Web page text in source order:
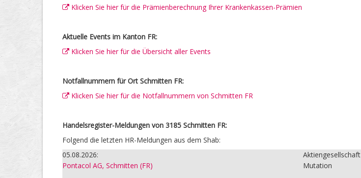
Klicken Sie hier für die Prämienberechnung Ihrer Krankenkassen-Prämien
Aktuelle Events im Kanton FR:
Klicken Sie hier für die Übersicht aller Events
Notfallnummern für Ort Schmitten FR:
Klicken Sie hier für die Notfallnummern von Schmitten FR
Handelsregister-Meldungen von 3185 Schmitten FR:
Folgend die letzten HR-Meldungen aus dem Shab:
05.08.2026:
Pontacol AG, Schmitten (FR)
Aktiengesellschaft
Mutation